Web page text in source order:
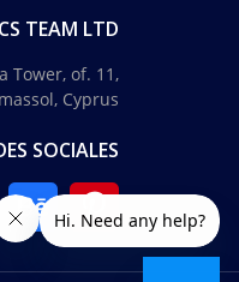
TEAM LTD
Tower, of. 11,
Cyprus
SOCIALES